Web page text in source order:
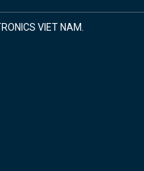
VIET NAM.